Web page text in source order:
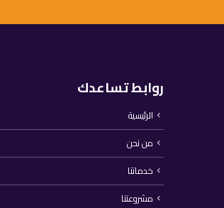
روابط تساعدك
الرئيسية
من نحن
خدماتنا
مشروعتنا